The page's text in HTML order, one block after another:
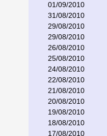
01/09/2010
31/08/2010
29/08/2010
29/08/2010
26/08/2010
25/08/2010
24/08/2010
22/08/2010
21/08/2010
20/08/2010
19/08/2010
18/08/2010
17/08/2010